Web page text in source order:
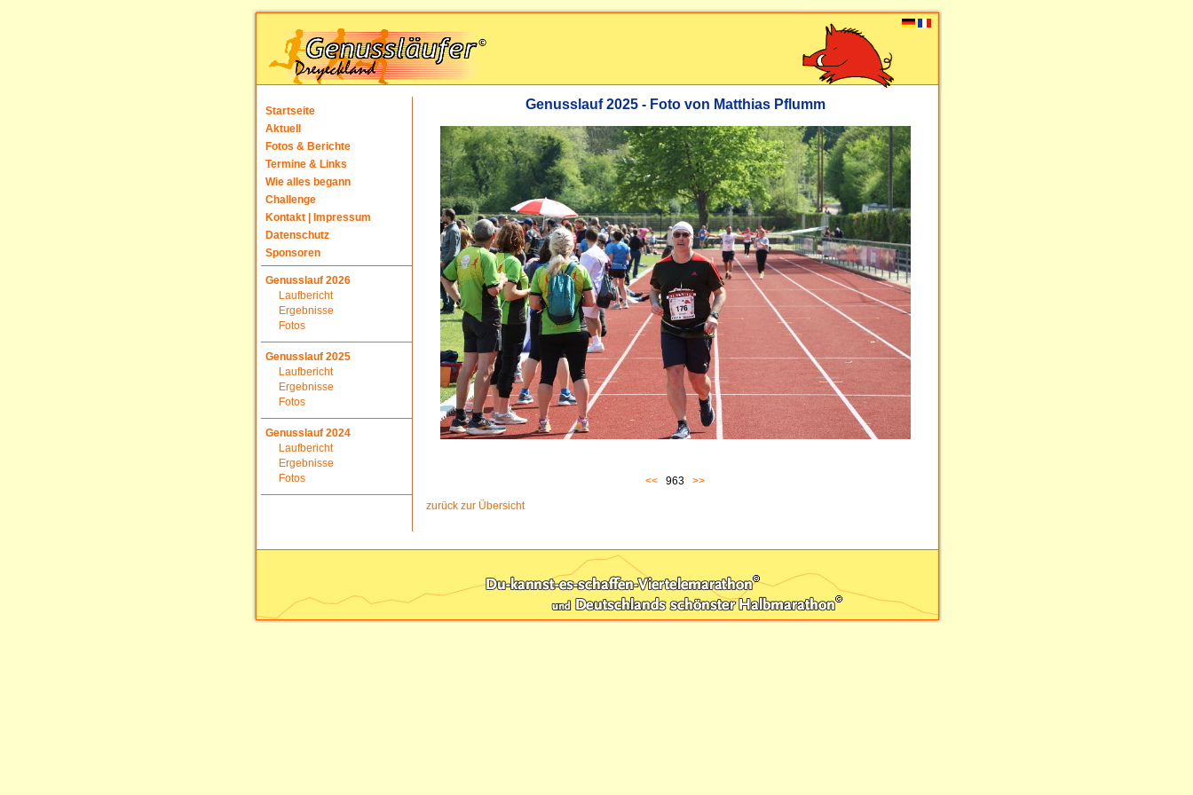
Startseite
Aktuell
Fotos & Berichte
Termine & Links
Wie alles begann
Challenge
Kontakt | Impressum
Datenschutz
Sponsoren
Genusslauf 2026
Laufbericht
Ergebnisse
Fotos
Genusslauf 2025
Laufbericht
Ergebnisse
Fotos
Genusslauf 2024
Laufbericht
Ergebnisse
Fotos
Genusslauf 2025 - Foto von Matthias Pflumm
<< 963 >>
zurück zur Übersicht